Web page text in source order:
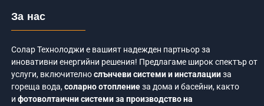
За нас
Солар Технолоджи е вашият надежден партньор за
иновативни енергийни решения! Предлагаме широк спектър от
услуги, включителнослънчеви системи и инсталацииза
гореща вода,соларно отоплениеза дома и басейни, както
и фотоволтаични системи за производство на